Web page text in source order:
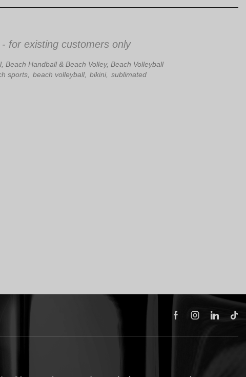
for existing customers only
, Beach Handball & Beach Volley, Beach Volleyball
sports beach volleyball, bikini, sublimated